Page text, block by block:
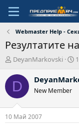
Webmaster Help -
Резултатите
А
т
DeyanMarkovski
ч
д
D New Member
10 Май 2007